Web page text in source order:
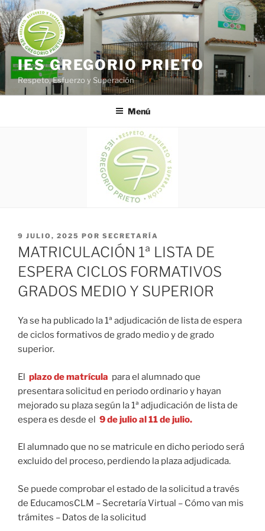
Saltar
al
contenido
IES GREGORIO PRIETO
Respeto, Esfuerzo y Superación
Menú
PUBLICADO
EL
9 JULIO, 2025 POR SECRETARÍA
MATRICULACIÓN 1ª LISTA DE
ESPERA CICLOS FORMATIVOS
GRADOS MEDIO Y SUPERIOR
Ya se ha publicado la 1ª adjudicación de lista de espera
de ciclos formativos de grado medio y de grado
superior.
El plazo de matrícula para el alumnado que
presentara solicitud en periodo ordinario y hayan
mejorado su plaza según la 1ª adjudicación de lista de
espera es desde el 9 de julio al 11 de julio.
El alumnado que no se matricule en dicho periodo será
excluido del proceso, perdiendo la plaza adjudicada.
Se puede comprobar el estado de la solicitud a través
de EducamosCLM – Secretaría Virtual – Cómo van mis
trámites – Datos de la solicitud